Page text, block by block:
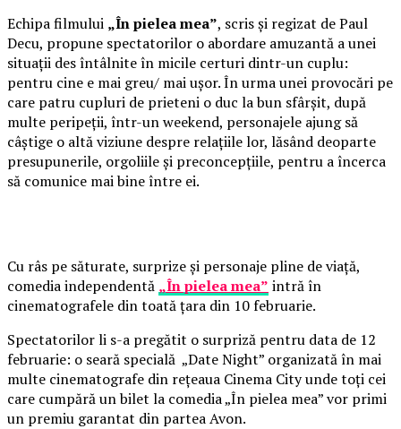
Echipa filmului „În pielea mea”, scris și regizat de Paul
Decu, propune spectatorilor o abordare amuzantă a unei
situații des întâlnite în micile certuri dintr-un cuplu:
pentru cine e mai greu/ mai ușor. În urma unei provocări pe
care patru cupluri de prieteni o duc la bun sfârșit, după
multe peripeții, într-un weekend, personajele ajung să
câștige o altă viziune despre relațiile lor, lăsând deoparte
presupunerile, orgoliile și preconcepțiile, pentru a încerca
să comunice mai bine între ei.
Cu râs pe săturate, surprize și personaje pline de viață,
comedia independentă „În pielea mea” intră în
cinematografele din toată țara din 10 februarie.
Spectatorilor li s-a pregătit o surpriză pentru data de 12
februarie: o seară specială „Date Night” organizată în mai
multe cinematografe din rețeaua Cinema City unde toți cei
care cumpără un bilet la comedia „În pielea mea” vor primi
un premiu garantat din partea Avon.